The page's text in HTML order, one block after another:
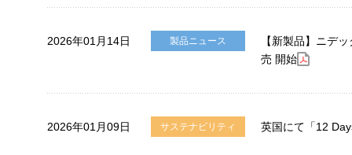
2026年01月14日 製品ニュース
【新製品】ニデ
売 開始
2026年01月09日 サステナビリティ 英国にて「12